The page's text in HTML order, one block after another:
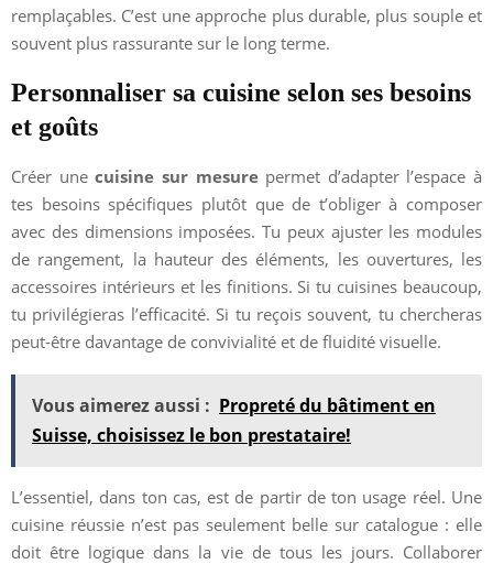
remplaçables. C’est une approche plus durable, plus souple et
souvent plus rassurante sur le long terme.
Personnaliser sa cuisine selon ses besoins
et goûts
Créer unecuisine sur mesurepermet d’adapter l’espace à
tes besoins spécifiques plutôt que de t’obliger à composer
avec des dimensions imposées. Tu peux ajuster les modules
de rangement, la hauteur des éléments, les ouvertures, les
accessoires intérieurs et les finitions. Si tu cuisines beaucoup,
tu privilégieras l’efficacité. Si tu reçois souvent, tu chercheras
peut-être davantage de convivialité et de fluidité visuelle.
Vous aimerez aussi : Propreté du bâtiment en
Suisse, choisissez le bon prestataire!
L’essentiel, dans ton cas, est de partir de ton usage réel. Une
cuisine réussie n’est pas seulement belle sur catalogue : elle
doit être logique dans la vie de tous les jours. Collaborer